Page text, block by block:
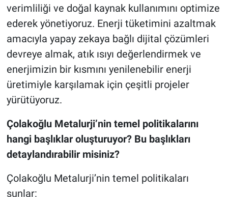
verimliliği ve doğal kaynak kullanımını optimize
ederek yönetiyoruz. Enerji tüketimini azaltmak
amacıyla yapay zekaya bağlı dijital çözümleri
devreye almak, atık ısıyı değerlendirmek ve
enerjimizin bir kısmını yenilenebilir enerji
üretimiyle karşılamak için çeşitli projeler
yürütüyoruz.
Çolakoğlu Metalurji’nin temel politikalarını
hangi başlıklar oluşturuyor? Bu başlıkları
detaylandırabilir misiniz?
Çolakoğlu Metalurji’nin temel politikaları
şunlar: